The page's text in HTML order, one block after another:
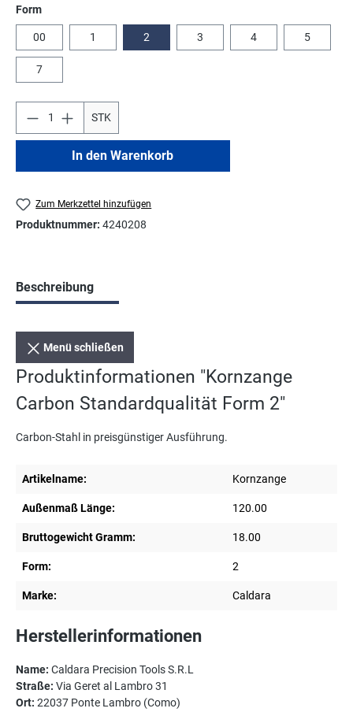
Formauswählen
00 1 2 3 4 5
7
STK
In den Warenkorb
Zum Merkzettel hinzufügen
Produktnummer: 4240208
Beschreibung
Menü schließen
Produktinformationen "Kornzange
Carbon Standardqualität Form 2"
Carbon-Stahl in preisgünstiger Ausführung.
Artikelname: Kornzange
Außenmaß Länge: 120.00
Bruttogewicht Gramm: 18.00
Form: 2
Marke: Caldara
Herstellerinformationen
Name: Caldara Precision Tools S.R.L
Straße: Via Geret al Lambro 31
Ort: 22037 Ponte Lambro (Como)